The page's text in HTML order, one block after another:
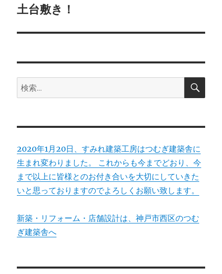
ゲ
ー
ン
次
投
土台敷き！
検
索:
検
2020年1月20日、すみれ建築工房はつむぎ建築舎に
生まれ変わりました。 これからも今までどおり、今
まで以上に皆様とのお付き合いを大切にしていきた
いと思っておりますのでよろしくお願い致します。
新築・リフォーム・店舗設計は、神戸市西区のつむ
ぎ建築舎へ